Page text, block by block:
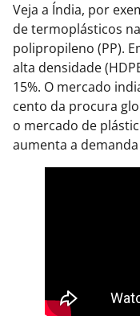
Veja a Índia, por
de termoplásticos
polipropileno (PP).
alta densidade
15%. O mercado
cento da procura
o mercado de
aumenta a